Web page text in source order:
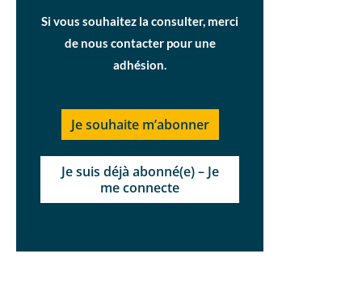
Si vous souhaitez la consulter, merci
de nous contacter pour une
adhésion.
Je souhaite m’abonner
Je suis déjà abonné(e) – Je
me connecte